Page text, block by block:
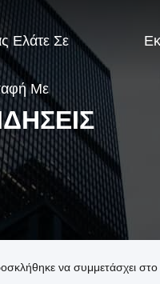
Ελάτε Σε
Με
να συμμετάσχει